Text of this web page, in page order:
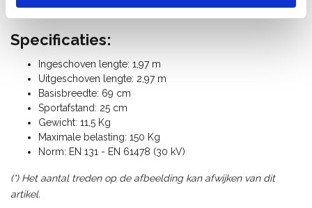
Getest voor een gebruik bij 30.000 Volt.
Specificaties:
Ingeschoven lengte: 1,97 m
Uitgeschoven lengte: 2,97 m
Basisbreedte: 69 cm
Sportafstand: 25 cm
Gewicht: 11,5 Kg
Maximale belasting: 150 Kg
Norm: EN 131 - EN 61478 (30 kV)
(*) Het aantal treden op de afbeelding kan afwijken van dit
artikel.